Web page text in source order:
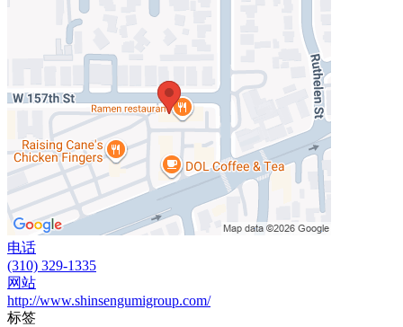
电话
(310) 329-1335
网站
http://www.shinsengumigroup.com/
标签